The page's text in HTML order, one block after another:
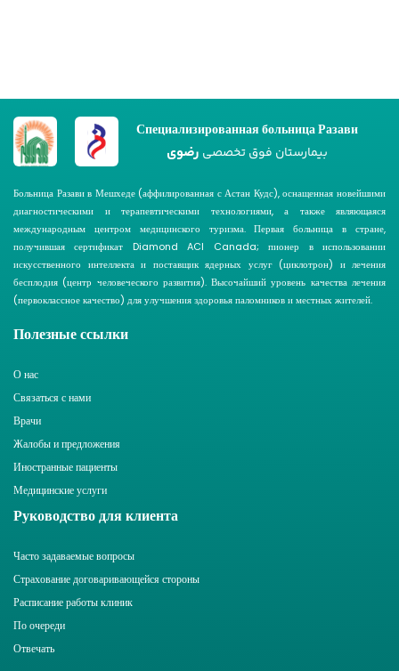
Специализированная больница Разави
بیمارستان فوق تخصصی رضوی
Больница Разави в Мешхеде (аффилированная с Астан Кудс), оснащенная новейшими
диагностическими и терапевтическими технологиями, а также являющаяся
международным центром медицинского туризма. Первая больница в стране,
получившая сертификат Diamond ACI Canada; пионер в использовании
искусственного интеллекта и поставщик ядерных услуг (циклотрон) и лечения
бесплодия (центр человеческого развития). Высочайший уровень качества лечения
(первоклассное качество) для улучшения здоровья паломников и местных жителей.
Полезные ссылки
О нас
Связаться с нами
Врачи
Жалобы и предложения
Иностранные пациенты
Медицинские услуги
Руководство для клиента
Часто задаваемые вопросы
Страхование договаривающейся стороны
Расписание работы клиник
По очереди
Отвечать